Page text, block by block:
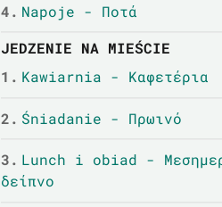
4. Napoje - Ποτά
JEDZENIE NA MIEŚCIE
1. Kawiarnia - Καφετέρια
2. Śniadanie - Πρωινό
3. Lunch i obiad -
δείπνο